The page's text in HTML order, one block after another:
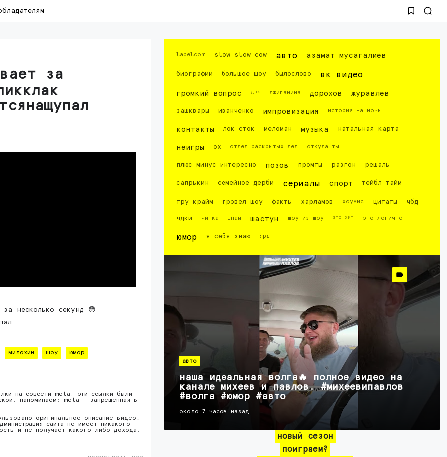
за
несколько секунд 😳️️️️️️
милохин шоу юмор
на соцсети meta. эти ссылки были
напоминаем: meta - запрещенная в
оригинальное описание видео,
сайта не имеет никакого
и не получает какого либо дохода.
labelcom slow slow cow авто азамат мусагалиев
биографии большое шоу былослово вк видео
громкий вопрос днк джиганина дорохов журавлев
зашквары иванченко импровизация история на ночь
контакты лок сток меломан музыка натальная карта
неигры ох отдел раскрытых дел откуда ты
плюс минус интересно позов промты разгон решалы
сапрыкин семейное дерби сериалы спорт тейбл тайм
тру крайм трэвел шоу факты харламов хоумис цитаты чбд
чдки читка шпам шастун шоу из шоу это хит это логично
юмор я себя знаю ярд
авто
наша идеальная волга🔥 полное видео на
канале михеев и павлов. #михеевипавлов
#волга #юмор #авто
около 7 часов назад
новый сезон
поиграем?